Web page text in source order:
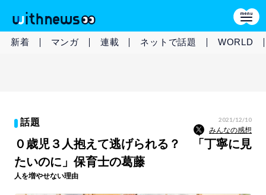
新着 マンガ 連載 ネットで話題 WORLD
話題 2021/12/10
みんなの感想
０歳児３人抱えて逃げられる？ 「丁寧に見
たいのに」保育士の葛藤
人を増やせない理由